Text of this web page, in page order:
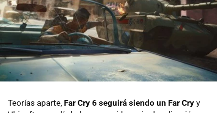
Teorías aparte, Far Cry 6 seguirá siendo un Far Cry y